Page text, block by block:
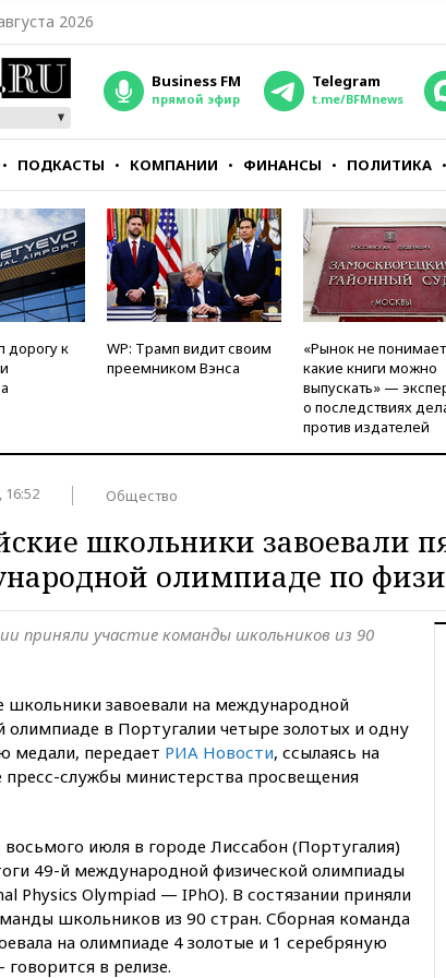
2026
Business FM
прямой эфир
Telegram
t.me/BFMnews
ПОДКАСТЫ КОМПАНИИ ФИНАНСЫ ПОЛИТИКА
дорогу к
WP: Трамп видит своим
преемником Вэнса
«Рынок не
какие книги можно
выпускать» —
о последствиях
против издателей
16:52 Общество
школьники завоевали
олимпиаде по
приняли участие команды школьников из 90
школьники завоевали на международной
олимпиаде в Португалии четыре золотых и одну
медали, передает РИА Новости, ссылаясь на
службы министерства просвещения
июля в городе Лиссабон (Португалия)
49-й международной физической олимпиады
Physics Olympiad — IPhO). В состязании приняли
школьников из 90 стран. Сборная команда
на олимпиаде 4 золотые и 1 серебряную
в релизе.